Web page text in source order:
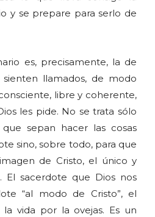
y se prepare para serlo de
es, precisamente, la de
llamados, de modo
libre y coherente,
les pide. No se trata sólo
sepan hacer las cosas
sino, sobre todo, para que
de Cristo, el único y
El sacerdote que Dios nos
“al modo de Cristo”, el
vida por la ovejas. Es un